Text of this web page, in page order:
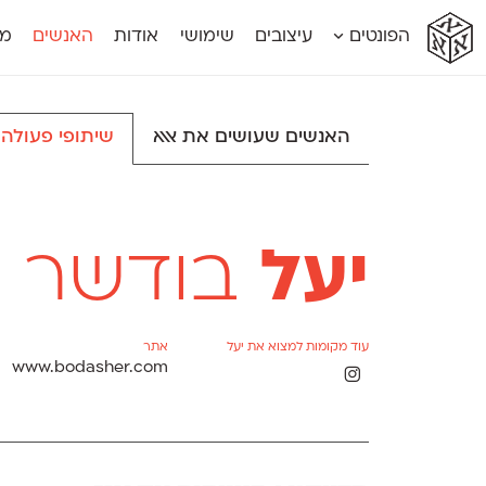
אא
אא
א
א
הפונטים עיצובים שימושי אודות האנשים
האנשים שעושים את אאא שיתופי פעולה
יעל בודשר
עוד מקומות למצוא את יעל
Θ
אתר
www.bodasher.com